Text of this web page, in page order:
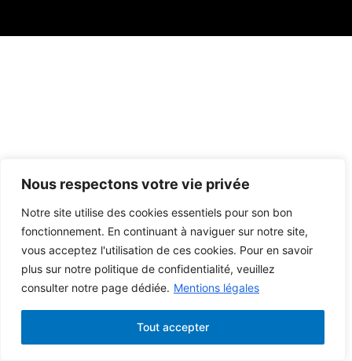
Nous respectons votre vie privée
Notre site utilise des cookies essentiels pour son bon
fonctionnement. En continuant à naviguer sur notre site,
vous acceptez l'utilisation de ces cookies. Pour en savoir
plus sur notre politique de confidentialité, veuillez
consulter notre page dédiée. Mentions légales
Tout accepter